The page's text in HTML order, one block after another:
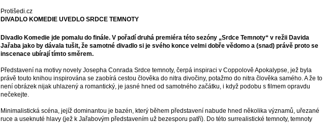
Protišedi.cz
DIVADLO KOMEDIE UVEDLO SRDCE TEMNOTY
Divadlo Komedie jde pomalu do finále. V pořadí druhá premiéra této sezóny „Srdce Temnoty“ v režii Davida
Jařaba jako by dávala tušit, že samotné divadlo si je svého konce velmi dobře vědomo a (snad) právě proto se
inscenace ubírají tímto směrem.
Představení na motivy novely Josepha Conrada Srdce temnoty, čerpá inspiraci v Coppolově Apokalypse, jež byla
právě touto knihou inspirována se zaobírá cestou člověka do nitra divočiny, potažmo do nitra člověka samého. A že to
není obrázek nijak uhlazený a romantický, je jasné hned od samotného začátku, i když podobu s filmem opravdu
nečekejte.
Minimalistická scéna, jejíž dominantou je bazén, který během představení nabude hned několika významů, uřezané
ruce a useknuté hlavy (jež k Jařabovým představením už bezesporu patří). Do této surrealistické temnoty, temnoty